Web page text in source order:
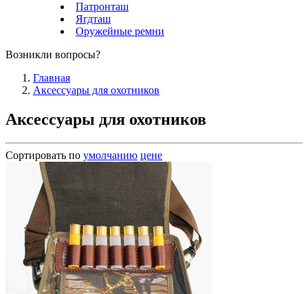
Патронташ
Ягдташ
Оружейные ремни
Возникли вопросы?
Главная
Аксессуары для охотников
Аксессуары для охотников
Сортировать по умолчанию цене